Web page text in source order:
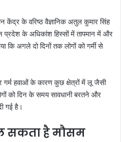
के वरिष्ठ वैज्ञानिक अतुल कुमार सिंह
के अधिकांश हिस्सों में तापमान में और
कि अगले दो दिनों तक लोगों को गर्मी से
गर्म हवाओं के कारण कुछ क्षेत्रों में लू जैसी
को दिन के समय सावधानी बरतने और
गई है।
सकता है मौसम